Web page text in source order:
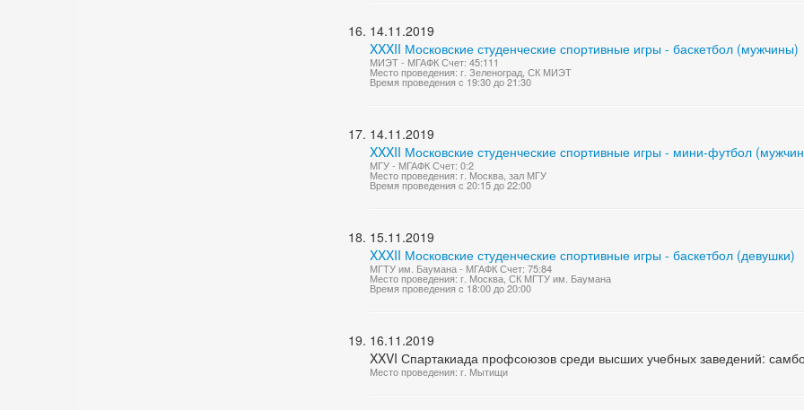
14.11.2019
XXXII Московские студенческие спортивные игры - баскетбол (мужчины)
МИЭТ - МГАФК Счет: 45:111
Место проведения: г. Зеленоград, СК МИЭТ
Время проведения с 19:30 до 21:30
14.11.2019
XXXII Московские студенческие спортивные игры - мини-футбол
МГУ - МГАФК Счет: 0:2
Место проведения: г. Москва, зал МГУ
Время проведения с 20:15 до 22:00
15.11.2019
XXXII Московские студенческие спортивные игры - баскетбол (девушки)
МГТУ им. Баумана - МГАФК Счет: 75:84
Место проведения: г. Москва, СК МГТУ им. Баумана
Время проведения с 18:00 до 20:00
16.11.2019
XXVI Спартакиада профсоюзов среди высших учебных заведений:
Место проведения: г. Мытищи